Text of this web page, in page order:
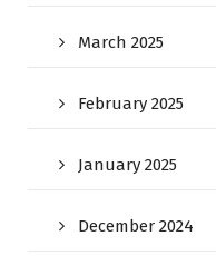
March 2025
February 2025
January 2025
December 2024